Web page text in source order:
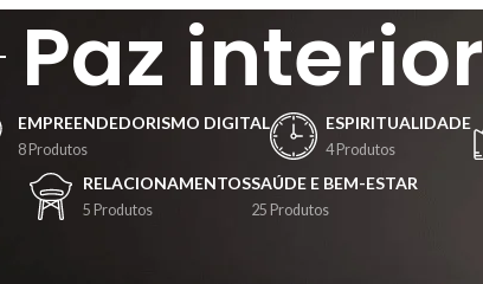
Paz interior
EMPREENDEDORISMO DIGITAL
8 Produtos
ESPIRITUALIDADE
4 Produtos
RELACIONAMENTOS
5 Produtos
SAÚDE E BEM-ESTAR
25 Produtos